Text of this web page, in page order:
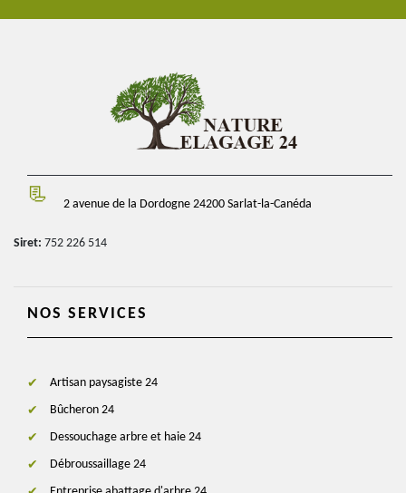
2 avenue de la Dordogne 24200 Sarlat-la-Canéda
Siret: 752 226 514
NOS SERVICES
Artisan paysagiste 24
Bûcheron 24
Dessouchage arbre et haie 24
Débroussaillage 24